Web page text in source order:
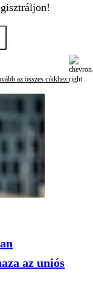
az összes cikkhez
az uniós